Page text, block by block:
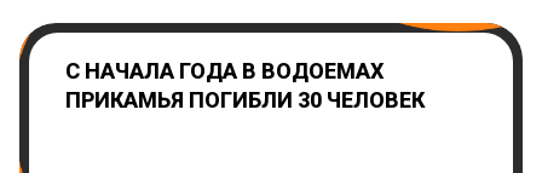
С НАЧАЛА ГОДА В ВОДОЕМАХ
ПРИКАМЬЯ ПОГИБЛИ 30 ЧЕЛОВЕК